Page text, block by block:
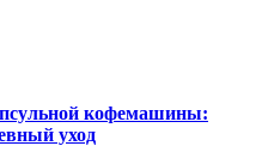
кофемашины:
уход